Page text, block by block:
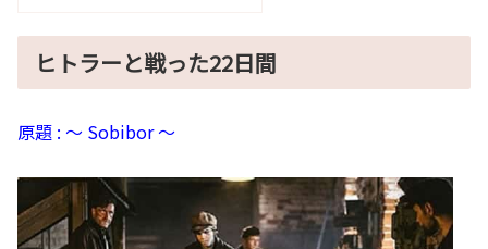
ヒトラーと戦った22日間
原題 : ～ Sobibor ～